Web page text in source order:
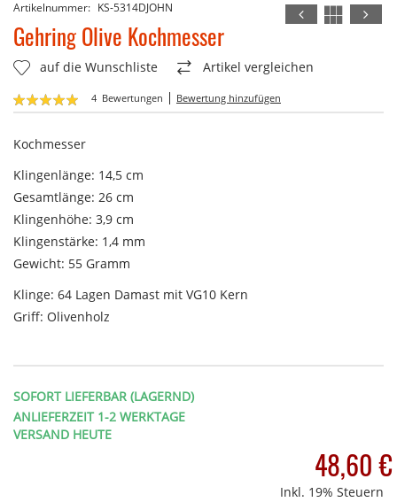
Artikelnummer KS-5314DJOHN
Gehring Olive Kochmesser
auf die Wunschliste
Artikel vergleichen
Bewertung:
100
% of100
4 Bewertungen Bewertung hinzufügen
Kochmesser
Klingenlänge: 14,5 cm
Gesamtlänge: 26 cm
Klingenhöhe: 3,9 cm
Klingenstärke: 1,4 mm
Gewicht: 55 Gramm
Klinge: 64 Lagen Damast mit VG10 Kern
Griff: Olivenholz
SOFORT LIEFERBAR (LAGERND)
ANLIEFERZEIT 1-2 WERKTAGE
VERSAND HEUTE
48,60 €
Inkl. 19% Steuern
Zum
Anfang
der
Bildergalerie
springen